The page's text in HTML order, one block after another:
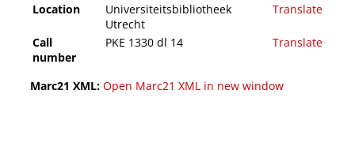
Location
Universiteitsbibliotheek
Utrecht
Translate
Call
number
PKE 1330 dl 14 Translate
Marc21 XML: Open Marc21 XML in new window